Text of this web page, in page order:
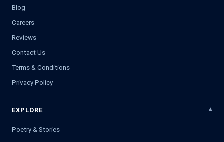
Blog
Careers
Reviews
Contact Us
Terms & Conditions
Privacy Policy
EXPLORE
Poetry & Stories